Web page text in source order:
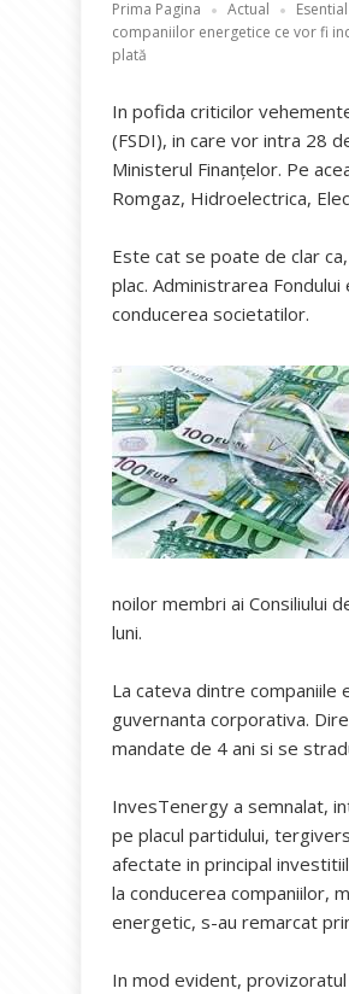
Prima Pagina Actual Esential
companiilor energetice ce vor fi
plată
In pofida criticilor
(FSDI), in care vor intra 28
Ministerul Finanţelor. Pe
Romgaz, Hidroelectrica,
Este cat se poate de clar
plac. Administrarea
conducerea societatilor.
noilor membri ai Consiliului
luni.
La cateva dintre companiile
guvernanta corporativa.
mandate de 4 ani si se
InvesTenergy a semnalat,
pe placul partidului,
afectate in principal
la conducerea companiilor,
energetic, s-au remarcat
In mod evident,